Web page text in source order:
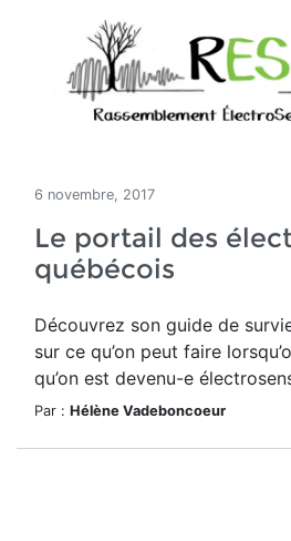
6 novembre, 2017
Le portail des
québécois
Découvrez son guide de
sur ce qu’on peut faire
qu’on est devenu-e
Par : Hélène Vadeboncoeur